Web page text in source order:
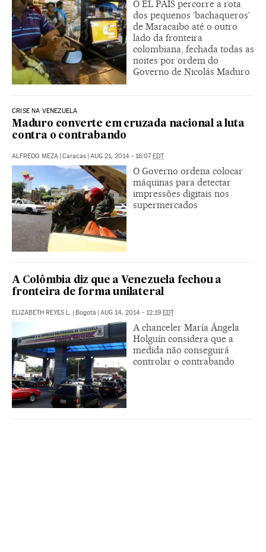
O EL PAÍS percorre a rota
dos pequenos ‘bachaqueros’
de Maracaibo até o outro
lado da fronteira
colombiana, fechada todas as
noites por ordem do
Governo de Nicolás Maduro
CRISE NA VENEZUELA
Maduro converte em cruzada nacional a luta
contra o contrabando
ALFREDO MEZA | Caracas | AUG 21, 2014 - 16:07EDT
O Governo ordena colocar
máquinas para detectar
impressões digitais nos
supermercados
A Colômbia diz que a Venezuela fechou a
fronteira de forma unilateral
ELIZABETH REYES L. | Bogotá | AUG 14, 2014 - 12:19 EDT
A chanceler María Ángela
Holguín considera que a
medida não conseguirá
controlar o contrabando